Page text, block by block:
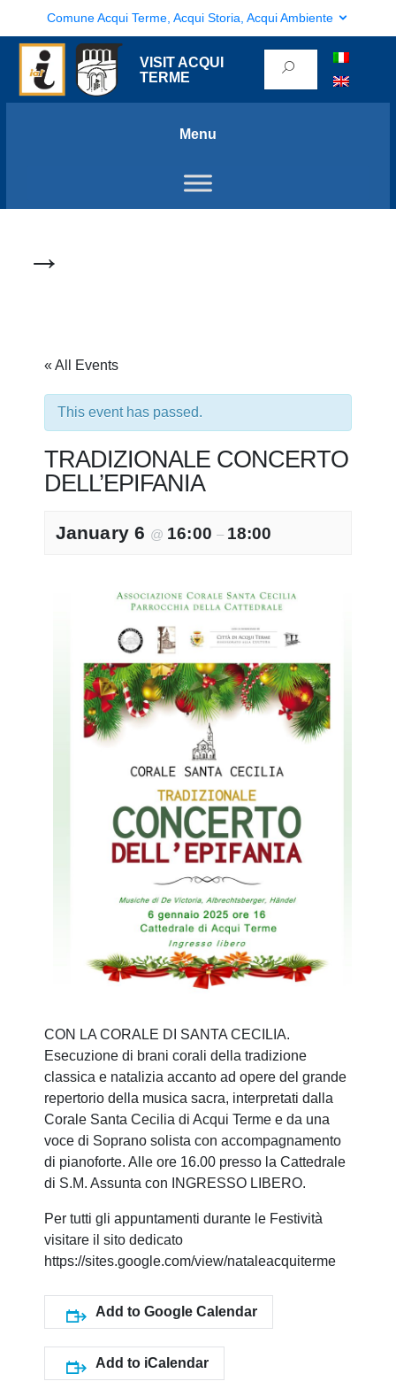
Comune Acqui Terme, Acqui Storia, Acqui Ambiente
VISIT ACQUI
TERME
Menu
→
« All Events
This event has passed.
TRADIZIONALE CONCERTO
DELL’EPIFANIA
January 6 @ 16:00 – 18:00
CON LA CORALE DI SANTA CECILIA.
Esecuzione di brani corali della tradizione
classica e natalizia accanto ad opere del grande
repertorio della musica sacra, interpretati dalla
Corale Santa Cecilia di Acqui Terme e da una
voce di Soprano solista con accompagnamento
di pianoforte. Alle ore 16.00 presso la Cattedrale
di S.M. Assunta con INGRESSO LIBERO.
Per tutti gli appuntamenti durante le Festività
visitare il sito dedicato
https://sites.google.com/view/nataleacquiterme
Add to Google Calendar
Add to iCalendar